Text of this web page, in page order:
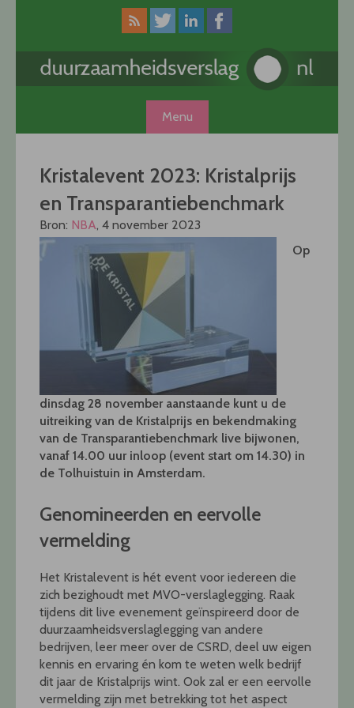
Menu
Kristalevent 2023: Kristalprijs
en Transparantiebenchmark
Bron: NBA, 4 november 2023
Op
dinsdag 28 november aanstaande kunt u de
uitreiking van de Kristalprijs en bekendmaking
van de Transparantiebenchmark live bijwonen,
vanaf 14.00 uur inloop (event start om 14.30) in
de Tolhuistuin in Amsterdam.
Genomineerden en eervolle
vermelding
Het Kristalevent is hét event voor iedereen die
zich bezighoudt met MVO-verslaglegging. Raak
tijdens dit live evenement geïnspireerd door de
duurzaamheidsverslaglegging van andere
bedrijven, leer meer over de CSRD, deel uw eigen
kennis en ervaring én kom te weten welk bedrijf
dit jaar de Kristalprijs wint. Ook zal er een eervolle
vermelding zijn met betrekking tot het aspect